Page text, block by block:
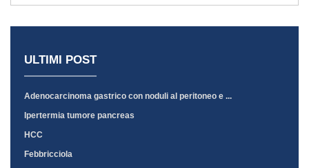
ULTIMI POST
Adenocarcinoma gastrico con noduli al peritoneo e ...
Ipertermia tumore pancreas
HCC
Febbricciola